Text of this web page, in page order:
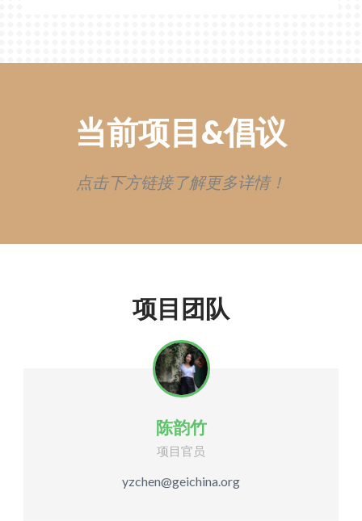
当前项目&倡议
点击下方链接了解更多详情！
项目团队
陈韵竹
项目官员
yzchen@geichina.org